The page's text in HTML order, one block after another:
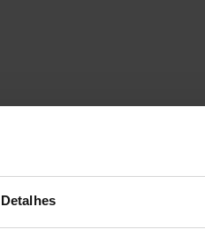
Detalhes